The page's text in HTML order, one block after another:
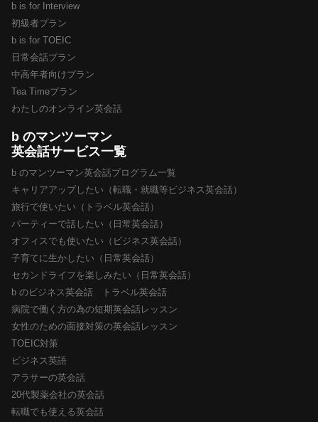
b is for Interview
初級者プラン
b is for TOEIC
日常会話プラン
中高年者向けプラン
Tea Timeプラン
わたしのオンライン英会話
b のマンツーマン
英会話サービス一覧
b のマンツーマン英会話プログラム一覧
キャリアアップしたい（転職・就職等ビジネス英会話）
旅行で使いたい（トラベル英会話）
パーティーで話したい（日常英会話）
オフィスでも使いたい（ビジネス英会話）
子育てに生かしたい（日常英会話）
セカンドライフを楽しみたい（日常英会話）
b のビジネス英会話 トラベル英会話
病院で働く方の為の短期英会話レッスン
女性のための面接対策の英会話レッスン
TOEIC対策
ビジネス英語
アラサーの英会話
20代製薬会社の英会話
転職でも使える英会話